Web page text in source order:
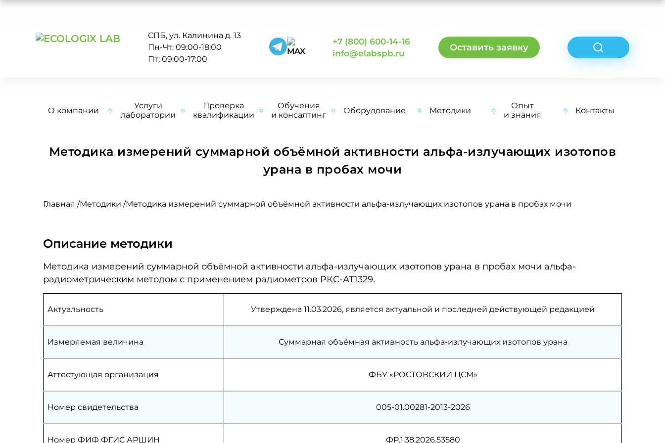
СПБ, ул. Калинина д. 13
Пн-Чт: 09:00-18:00
Пт: 09:00-17:00
+7 (800) 600-14-16
info@elabspb.ru
Оставить заявку
О компании
Услуги
лаборатории
Проверка
квалификации
Обучения
и консалтинг
Оборудование Методики
Опыт
и знания
Контакты
Методика измерений суммарной объёмной активности альфа-излучающих изотопов
урана в пробах мочи
Главная /Методики /Методика измерений суммарной объёмной активности альфа-излучающих изотопов урана в пробах мочи
Описание методики
Методика измерений суммарной объёмной активности альфа-излучающих изотопов урана в пробах мочи альфа-
радиометрическим методом с применением радиометров РКС-АТ1329.
Актуальность Утверждена 11.03.2026, является актуальной и последней действующей редакцией
Измеряемая величина Суммарная объёмная активность альфа-излучающих изотопов урана
Аттестующая организация ФБУ «РОСТОВСКИЙ ЦСМ»
Номер свидетельства 005-01.00281-2013-2026
Номер ФИФ ФГИС АРШИН ФР.1.38.2026.53580